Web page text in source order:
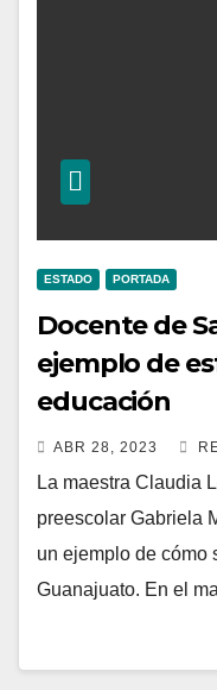
ESTADO PORTADA
Docente de
ejemplo de
educación
ABR 28, 2023
La maestra Claudia
preescolar Gabriela
un ejemplo de cómo
Guanajuato. En el